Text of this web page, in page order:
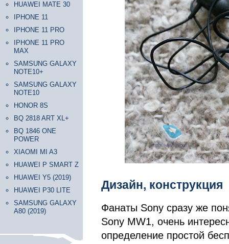
HUAWEI MATE 30
IPHONE 11
IPHONE 11 PRO
IPHONE 11 PRO
MAX
SAMSUNG GALAXY
NOTE10+
SAMSUNG GALAXY
NOTE10
HONOR 8S
BQ 2818 ART XL+
BQ 1846 ONE
POWER
XIAOMI MI A3
HUAWEI P SMART Z
HUAWEI Y5 (2019)
HUAWEI P30 LITE
SAMSUNG GALAXY
A80 (2019)
Дизайн, конструкция
Фанаты Sony сразу же
Sony MW1, очень
определение простой